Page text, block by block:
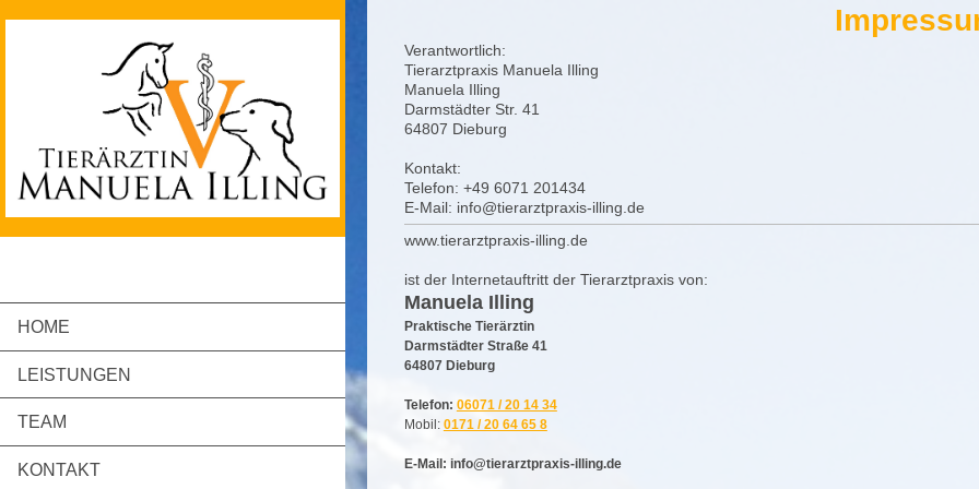
HOME
LEISTUNGEN
TEAM
KONTAKT
Verantwortlich:
Tierarztpraxis Manuela Illing
Manuela Illing
Darmstädter Str. 41
64807 Dieburg
Kontakt:
Telefon: +49 6071 201434
E-Mail: info@tierarztpraxis-illing.de
www.tierarztpraxis-illing.de
ist der Internetauftritt der Tierarztpraxis von:
Manuela Illing
Praktische Tierärztin
Darmstädter Straße 41
64807 Dieburg
Telefon: 06071 / 20 14 34
Mobil: 0171 / 20 64 65 8
E-Mail: info@tierarztpraxis-illing.de